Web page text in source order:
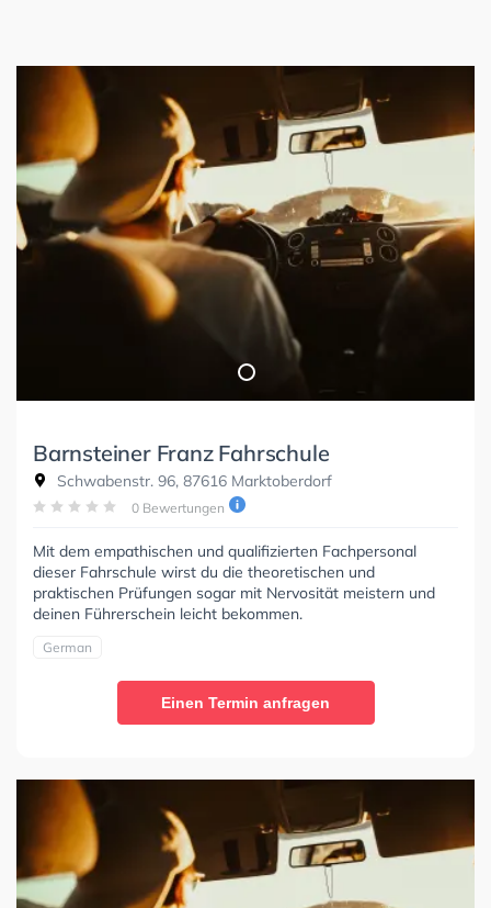
Barnsteiner Franz Fahrschule
Schwabenstr. 96, 87616 Marktoberdorf
0 Bewertungen
Mit dem empathischen und qualifizierten Fachpersonal
dieser Fahrschule wirst du die theoretischen und
praktischen Prüfungen sogar mit Nervosität meistern und
deinen Führerschein leicht bekommen.
German
Einen Termin anfragen